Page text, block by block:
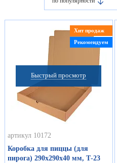
Быстрый просмотр
Хит продаж
Рекомендуем
артикул 10172
Коробка для пиццы (для
пирога) 290х290х40 мм, Т-23